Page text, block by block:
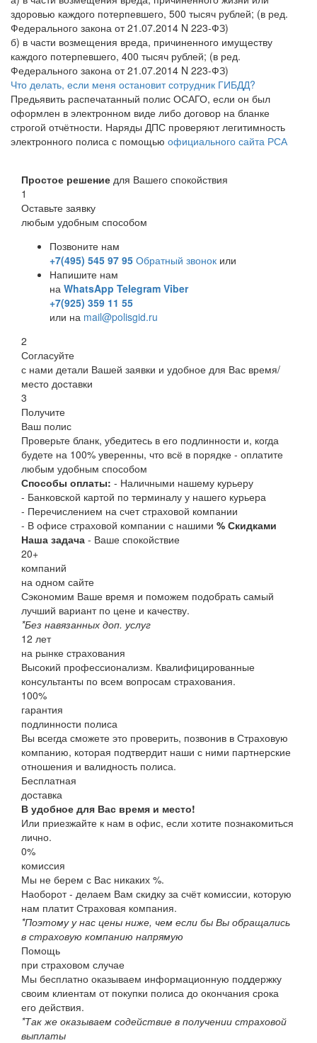
здоровью каждого потерпевшего, 500 тысяч рублей; (в ред.
Федерального закона от 21.07.2014 N 223-ФЗ)
б) в части возмещения вреда, причиненного имуществу
каждого потерпевшего, 400 тысяч рублей; (в ред.
Федерального закона от 21.07.2014 N 223-ФЗ)
Что делать, если меня остановит сотрудник ГИБДД?
Предьявить распечатанный полис ОСАГО, если он был
оформлен в электронном виде либо договор на бланке
строгой отчётности. Наряды ДПС проверяют легитимность
электронного полиса с помощью официального сайта РСА
Простое решение для Вашего спокойствия
1
Оставьте заявку
любым удобным способом
Позвоните нам
+7(495) 545 97 95 Обратный звонок или
Напишите нам
на WhatsApp Telegram Viber
+7(925) 359 11 55
или на mail@polisgid.ru
2
Согласуйте
с нами детали Вашей заявки и удобное для Вас время/
место доставки
3
Получите
Ваш полис
Проверьте бланк, убедитесь в его подлинности и, когда
будете на 100% уверенны, что всё в порядке - оплатите
любым удобным способом
Способы оплаты: - Наличными нашему курьеру
- Банковской картой по терминалу у нашего курьера
- Перечислением на счет страховой компании
- В офисе страховой компании с нашими % Скидками
Наша задача - Ваше спокойствие
20+
компаний
на одном сайте
Сэкономим Ваше время и поможем подобрать самый
лучший вариант по цене и качеству.
*Без навязанных доп. услуг
12 лет
на рынке страхования
Высокий профессионализм. Квалифицированные
консультанты по всем вопросам страхования.
100%
гарантия
подлинности полиса
Вы всегда сможете это проверить, позвонив в Страховую
компанию, которая подтвердит наши с ними партнерские
отношения и валидность полиса.
Бесплатная
доставка
В удобное для Вас время и место!
Или приезжайте к нам в офис, если хотите познакомиться
лично.
0%
комиссия
Мы не берем с Вас никаких %.
Наоборот - делаем Вам скидку за счёт комиссии, которую
нам платит Страховая компания.
*Поэтому у нас цены ниже, чем если бы Вы обращались
в страховую компанию напрямую
Помощь
при страховом случае
Мы бесплатно оказываем информационную поддержку
своим клиентам от покупки полиса до окончания срока
его действия.
*Так же оказываем содействие в получении страховой
выплаты